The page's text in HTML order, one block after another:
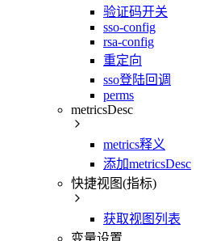
验证码开关
sso-config
rsa-config
重定向
sso登陆回调
perms
metricsDesc
metrics释义
添加metricsDesc
快捷视图(指标)
获取视图列表
变量设置